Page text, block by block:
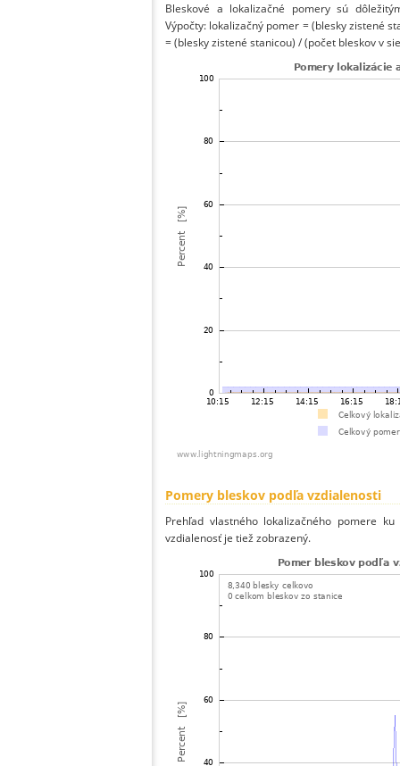
Bleskové a lokalizačné pomery sú
Výpočty: lokalizačný pomer = (blesky zistené
= (blesky zistené stanicou) / (počet bleskov v
Pomery bleskov podľa vzdialenosti
Prehľad vlastného lokalizačného pomere
vzdialenosť je tiež zobrazený.